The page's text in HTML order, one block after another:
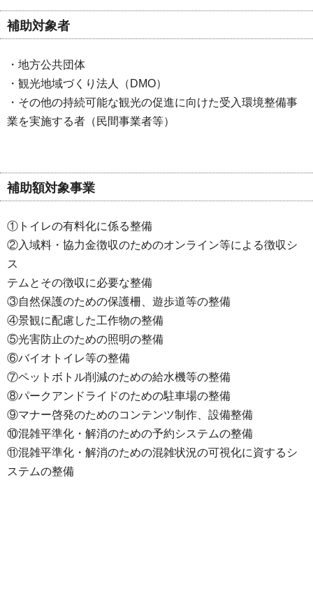
補助対象者
・地方公共団体
・観光地域づくり法人（DMO）
・その他の持続可能な観光の促進に向けた受入環境整備事
業を実施する者（民間事業者等）
補助額対象事業
①トイレの有料化に係る整備
②入域料・協力金徴収のためのオンライン等による徴収シ
ス
テムとその徴収に必要な整備
③自然保護のための保護柵、遊歩道等の整備
④景観に配慮した工作物の整備
⑤光害防止のための照明の整備
⑥バイオトイレ等の整備
⑦ペットボトル削減のための給水機等の整備
⑧パークアンドライドのための駐車場の整備
⑨マナー啓発のためのコンテンツ制作、設備整備
⑩混雑平準化・解消のための予約システムの整備
⑪混雑平準化・解消のための混雑状況の可視化に資するシ
ステムの整備